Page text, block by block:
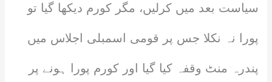
سیاست بعد میں کرلیں، مگر کورم دیکھا گیا تو
پورا نہ نکلا جس پر قومی اسمبلی اجلاس میں
پندرہ منٹ وقفہ کیا گیا اور کورم پورا ہونے پر